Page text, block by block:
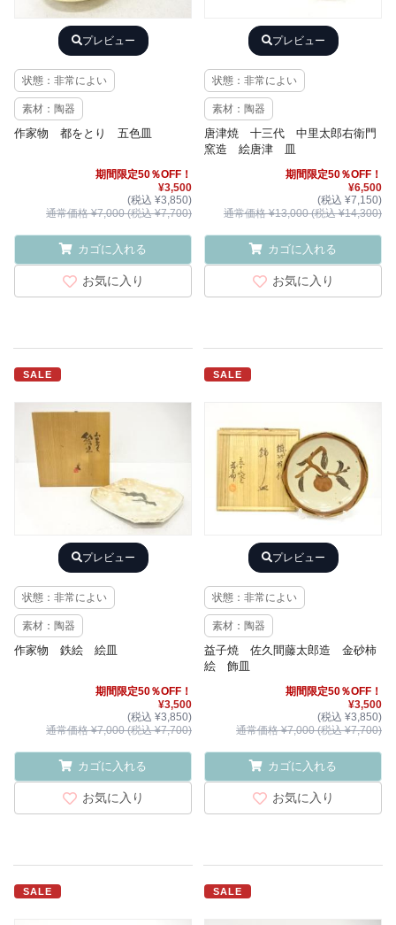
プレビュー
状態：非常によい
素材：陶器
作家物 都をとり 五色皿
期間限定50％OFF！
¥3,500
(税込 ¥3,850)
通常価格 ¥7,000 (税込 ¥7,700)
カゴに入れる
お気に入り
プレビュー
状態：非常によい
素材：陶器
唐津焼 十三代 中里太郎右衛門
窯造 絵唐津 皿
期間限定50％OFF！
¥6,500
(税込 ¥7,150)
通常価格 ¥13,000 (税込 ¥14,300)
カゴに入れる
お気に入り
SALE
プレビュー
状態：非常によい
素材：陶器
作家物 鉄絵 絵皿
期間限定50％OFF！
¥3,500
(税込 ¥3,850)
通常価格 ¥7,000 (税込 ¥7,700)
カゴに入れる
お気に入り
SALE
プレビュー
状態：非常によい
素材：陶器
益子焼 佐久間藤太郎造 金砂柿
絵 飾皿
期間限定50％OFF！
¥3,500
(税込 ¥3,850)
通常価格 ¥7,000 (税込 ¥7,700)
カゴに入れる
お気に入り
SALE SALE